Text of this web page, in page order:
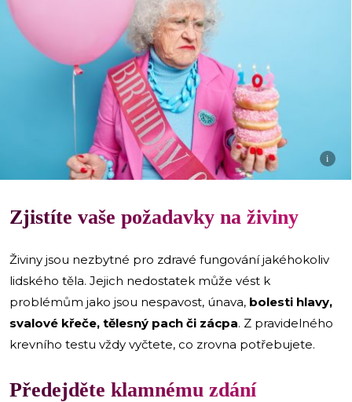
i
Zjistíte vaše požadavky na živiny
Živiny jsou nezbytné pro zdravé fungování jakéhokoliv
lidského těla. Jejich nedostatek může vést k
problémům jako jsou nespavost, únava, bolesti hlavy,
svalové křeče, tělesný pach či zácpa. Z pravidelného
krevního testu vždy vyčtete, co zrovna potřebujete.
Předejděte klamnému zdání